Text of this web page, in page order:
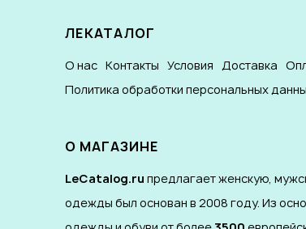
ЛЕКАТАЛОГ
О нас Контакты Условия Доставка
Политика обработки персональных
О МАГАЗИНЕ
LeCatalog.ru предлагает женскую,
одежды был основан в 2008 году. Из